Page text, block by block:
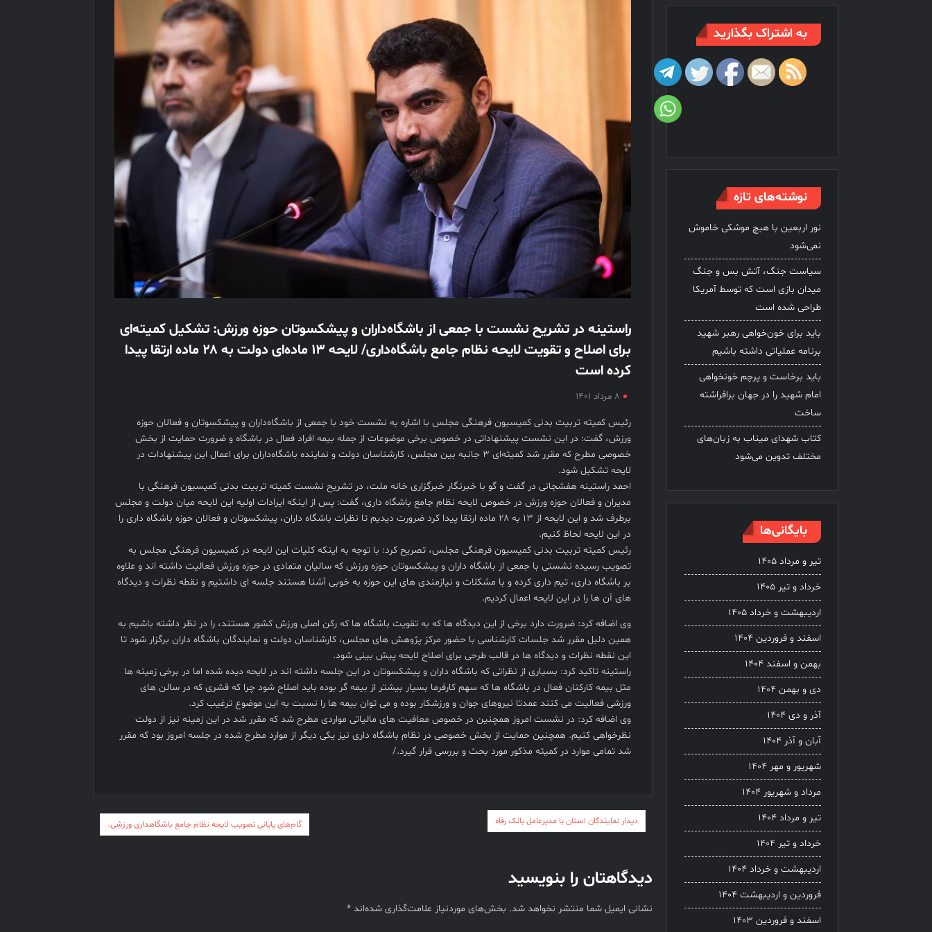
راستینه در تشریح نشست با جمعی از باشگاه‌داران و پیشکسوتان حوزه ورزش: تشکیل کمیته‌ای
برای اصلاح و تقویت لایحه نظام جامع باشگاه‌داری/ لایحه ۱۳ ماده‌ای دولت به ۲۸ ماده ارتقا پیدا
کرده است
۸ مرداد ۱۴۰۱
رئیس کمیته تربیت بدنی کمیسیون فرهنگی مجلس با اشاره به نشست خود با جمعی از باشگاه‌داران و پیشکسوتان و فعالان حوزه
ورزش، گفت: در این نشست پیشنهاداتی در خصوص برخی موضوعات از جمله بیمه افراد فعال در باشگاه و ضرورت حمایت از بخش
خصوصی مطرح که مقرر شد کمیته‌ای ۳ جانبه بین مجلس، کارشناسان دولت و نماینده باشگاه‌داران برای اعمال این پیشنهادات در
لایحه تشکیل شود.
احمد راستینه هفشجانی در گفت و گو با خبرنگار خبرگزاری خانه ملت، در تشریح نشست کمیته تربیت بدنی کمیسیون فرهنگی با
مدیران و فعالان حوزه ورزش در خصوص لایحه نظام جامع باشگاه داری، گفت: پس از اینکه ایرادات اولیه این لایحه میان دولت و مجلس
برطرف شد و این لایحه از ۱۳ به ۲۸ ماده ارتقا پیدا کرد ضرورت دیدیم تا نظرات باشگاه داران، پیشکسوتان و فعالان حوزه باشگاه داری را
در این لایحه لحاظ کنیم.
رئیس کمیته تربیت بدنی کمیسیون فرهنگی مجلس، تصریح کرد: با توجه به اینکه کلیات این لایحه در کمیسیون فرهنگی مجلس به
تصویب رسیده نشستی با جمعی از باشگاه داران و پیشکسوتان حوزه ورزش که سالیان متمادی در حوزه ورزش فعالیت داشته اند و علاوه
بر باشگاه داری، تیم داری کرده و با مشکلات و نیازمندی های این حوزه به خوبی آشنا هستند جلسه ای داشتیم و نقطه نظرات و دیدگاه
های آن ها را در این لایحه اعمال کردیم.
وی اضافه کرد: ضرورت دارد برخی از این دیدگاه ها که به تقویت باشگاه ها که رکن اصلی ورزش کشور هستند، را در نظر داشته باشیم به
همین دلیل مقرر شد جلسات کارشناسی با حضور مرکز پژوهش های مجلس، کارشناسان دولت و نمایندگان باشگاه داران برگزار شود تا
این نقطه نظرات و دیدگاه ها در قالب طرحی برای اصلاح لایحه پیش بینی شود.
راستینه تاکید کرد: بسیاری از نظراتی که باشگاه داران و پیشکسوتان در این جلسه داشته اند در لایحه دیده شده اما در برخی زمینه ها
مثل بیمه کارکنان فعال در باشگاه ها که سهم کارفرما بسیار بیشتر از بیمه گر بوده باید اصلاح شود چرا که قشری که در سالن های
ورزشی فعالیت می کنند عمدتا نیروهای جوان و ورزشکار بوده و می توان بیمه ها را نسبت به این موضوع ترغیب کرد.
وی اضافه کرد: در نشست امروز همچنین در خصوص معافیت های مالیاتی مواردی مطرح شد که مقرر شد در این زمینه نیز از دولت
نظرخواهی کنیم. همچنین حمایت از بخش خصوصی در نظام باشگاه داری نیز یکی دیگر از موارد مطرح شده در جلسه امروز بود که مقرر
شد تمامی موارد در کمیته مذکور مورد بحث و بررسی قرار گیرد./
راهبری
دیدار نمایندگان استان با مدیرعامل بانک رفاه گام‌های پایانی تصویب لایحه نظام جامع باشگاهداری ورزشی.
دیدگاهتان را بنویسید
نشانی ایمیل شما منتشر نخواهد شد. بخش‌های موردنیاز علامت‌گذاری شده‌اند*
به اشتراک بگذارید
نوشته‌های تازه
نور اربعین با هیچ موشکی خاموش
نمی‌شود
سیاست جنگ، آتش بس و جنگ
میدان بازی است که توسط آمریکا
طراحی شده است
باید برای خون‌خواهی رهبر شهید
برنامه عملیاتی داشته باشیم
باید برخاست و پرچم خونخواهی
امام شهید را در جهان برافراشته
ساخت
کتاب شهدای میناب به زبان‌های
مختلف تدوین می‌شود
بایگانی‌ها
تیر و مرداد ۱۴۰۵
خرداد و تیر ۱۴۰۵
اردیبهشت و خرداد ۱۴۰۵
اسفند و فروردین ۱۴۰۴
بهمن و اسفند ۱۴۰۴
دی و بهمن ۱۴۰۴
آذر و دی ۱۴۰۴
آبان و آذر ۱۴۰۴
شهریور و مهر ۱۴۰۴
مرداد و شهریور ۱۴۰۴
تیر و مرداد ۱۴۰۴
خرداد و تیر ۱۴۰۴
اردیبهشت و خرداد ۱۴۰۴
فروردین و اردیبهشت ۱۴۰۴
اسفند و فروردین ۱۴۰۳